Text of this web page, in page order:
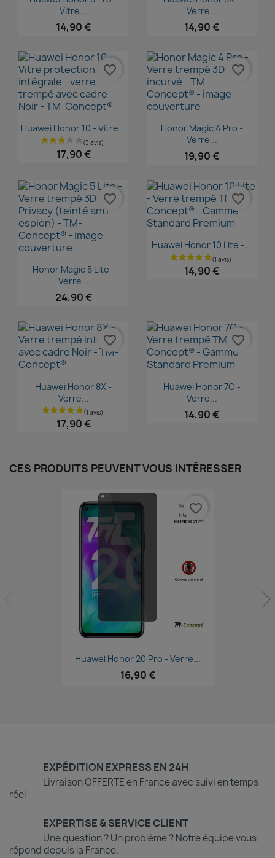
Vitre...
14,90 €
Verre...
14,90 €
Aperçu rapide
Huawei Honor 10 - Vitre...
17,90 €
favorite_border
Aperçu rapide
Honor Magic 4 Pro -
Verre...
19,90 €
favorite_border
Aperçu rapide
Honor Magic 5 Lite -
Verre...
24,90 €
favorite_border
Aperçu rapide
Huawei Honor 10 Lite -...
14,90 €
favorite_border
Aperçu rapide
Huawei Honor 8X -
Verre...
17,90 €
favorite_border
Aperçu rapide
Huawei Honor 7C -
Verre...
14,90 €
favorite_border
CES PRODUITS PEUVENT VOUS INTÉRESSER
Aperçu rapide
Huawei Honor 20 Pro - Verre...
16,90 €
favorite_border
EXPÉDITION EXPRESS EN 24H
Livraison OFFERTE en France avec suivi en temps
réel
EXPERTISE & SERVICE CLIENT
Une question ? Un problème ? Notre équipe vous
répond depuis la France.